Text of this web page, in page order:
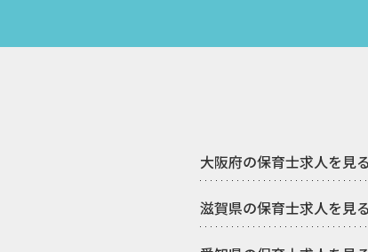
大阪府の保育士求人を見る
滋賀県の保育士求人を見る